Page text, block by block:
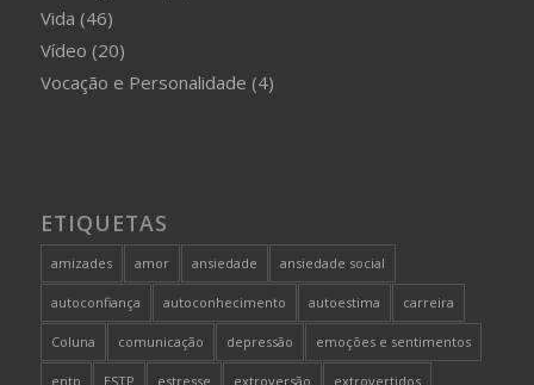
Vida (46)
Vídeo (20)
Vocação e Personalidade (4)
ETIQUETAS
amizades amor ansiedade ansiedade social
autoconfiança autoconhecimento autoestima carreira
Coluna comunicação depressão emoções e sentimentos
entp ESTP estresse extroversão extrovertidos